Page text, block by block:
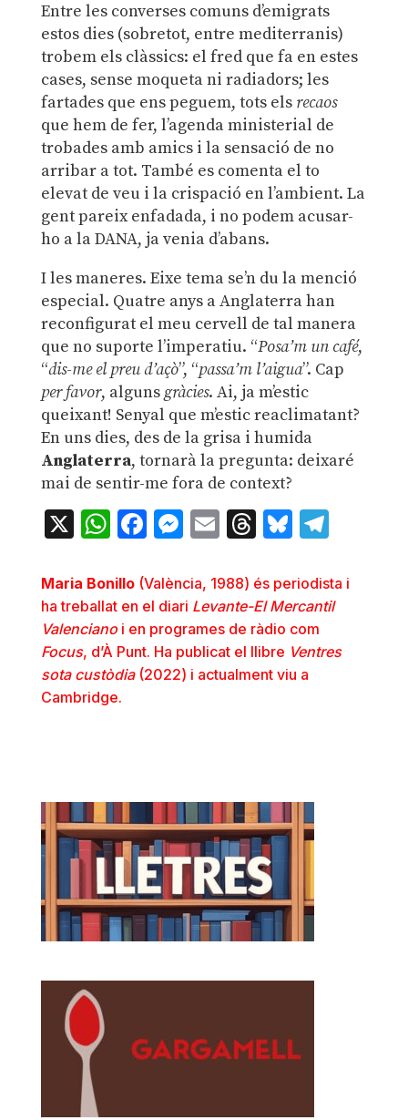
Entre les converses comuns d’emigrats
estos dies (sobretot, entre mediterranis)
trobem els clàssics: el fred que fa en estes
cases, sense moqueta ni radiadors; les
fartades que ens peguem, tots els recaos
que hem de fer, l’agenda ministerial de
trobades amb amics i la sensació de no
arribar a tot. També es comenta el to
elevat de veu i la crispació en l’ambient. La
gent pareix enfadada, i no podem acusar-
ho a la DANA, ja venia d’abans.
I les maneres. Eixe tema se’n du la menció
especial. Quatre anys a Anglaterra han
reconfigurat el meu cervell de tal manera
que no suporte l’imperatiu. “Posa’m un café,
“dis-me el preu d’açò”, “passa’m l’aigua”. Cap
per favor, algunsgràcies. Ai, ja m’estic
queixant! Senyal que m’estic reaclimatant?
En uns dies, des de la grisa i humida
Anglaterra, tornarà la pregunta: deixaré
mai de sentir-me fora de context?
X WhatsApp
Facebook
Messenger
EmailThreads
Bluesky
Maria Bonillo(València, 1988) és periodista i
ha treballat en el diari Levante-El Mercantil
Valencianoi en programes de ràdio com
Focus, d’À Punt. Ha publicat el llibre Ventres
sota custòdia(2022) i actualment viu a
Cambridge.